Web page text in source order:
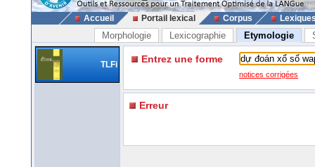
Accueil Portail lexical Corpus
Morphologie Lexicographie Etymologie
TLFi Entrez une forme
notices corrigées
Erreur